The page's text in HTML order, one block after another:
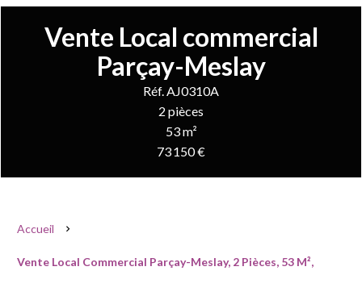
Vente Local commercial
Parçay-Meslay
Réf. AJ0310A
2 pièces
53 m²
73 150 €
Accueil
Vente Local Commercial Parçay-Meslay, 2 Pièces, 53 M²,